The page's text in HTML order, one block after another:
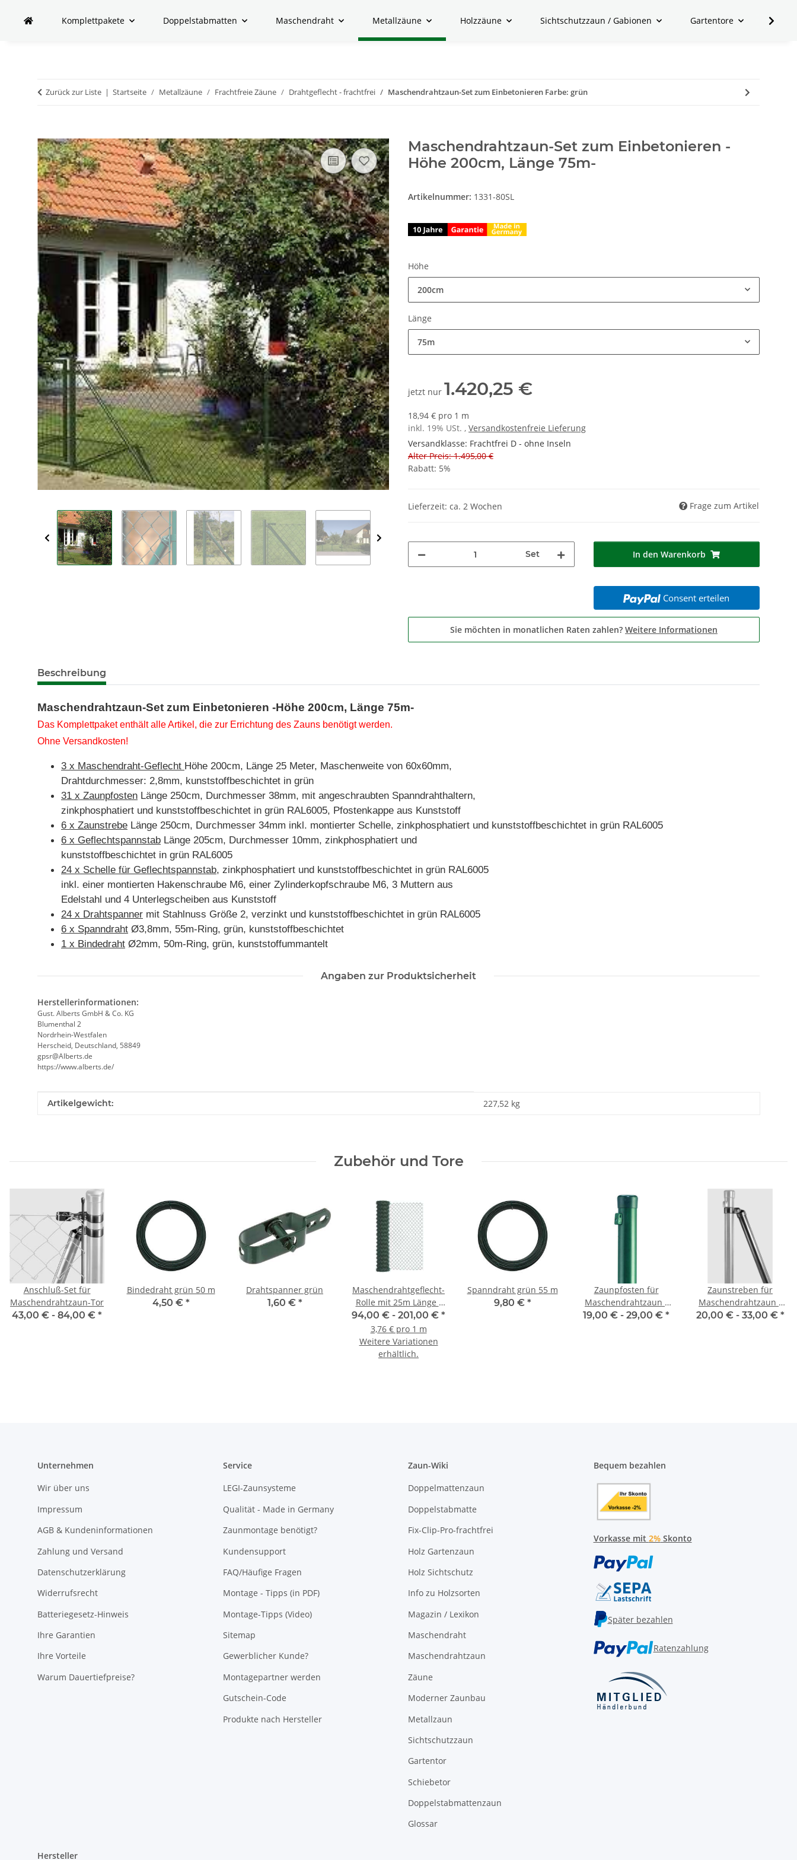
Komplettpakete Doppelstabmatten Maschendraht Metallzäune Holzzäune Sichtschutzzaun / Gabionen Gartentore
Zurück zur Liste Startseite Metallzäune Frachtfreie Zäune Drahtgeflecht - frachtfrei Maschendrahtzaun-Set zum Einbetonieren Farbe: grün
Maschendrahtzaun-Set zum Einbetonieren -
Höhe 200cm, Länge 75m-
Artikelnummer: 1331-80SL
Höhe
200cm
Länge
75m
jetzt nur 1.420,25 €
18,94 € pro 1 m
inkl. 19% USt. , Versandkostenfreie Lieferung
Versandklasse: Frachtfrei D - ohne Inseln
Alter Preis: 1.495,00 €
Rabatt: 5%
Lieferzeit: ca. 2 Wochen Frage zum Artikel
Set In den Warenkorb
Consent erteilen
Sie möchten in monatlichen Raten zahlen? Weitere Informationen
Beschreibung
Maschendrahtzaun-Set zum Einbetonieren -Höhe 200cm, Länge 75m-
Das Komplettpaket enthält alle Artikel, die zur Errichtung des Zauns benötigt werden.
Ohne Versandkosten!
3 x Maschendraht-Geflecht Höhe 200cm, Länge 25 Meter, Maschenweite von 60x60mm,
Drahtdurchmesser: 2,8mm, kunststoffbeschichtet in grün
31 x Zaunpfosten Länge 250cm, Durchmesser 38mm, mit angeschraubten Spanndrahthaltern,
zinkphosphatiert und kunststoffbeschichtet in grün RAL6005, Pfostenkappe aus Kunststoff
6 x Zaunstrebe Länge 250cm, Durchmesser 34mm inkl. montierter Schelle, zinkphosphatiert und kunststoffbeschichtet in grün RAL6005
6 x Geflechtspannstab Länge 205cm, Durchmesser 10mm, zinkphosphatiert und
kunststoffbeschichtet in grün RAL6005
24 x Schelle für Geflechtspannstab, zinkphosphatiert und kunststoffbeschichtet in grün RAL6005
inkl. einer montierten Hakenschraube M6, einer Zylinderkopfschraube M6, 3 Muttern aus
Edelstahl und 4 Unterlegscheiben aus Kunststoff
24 x Drahtspanner mit Stahlnuss Größe 2, verzinkt und kunststoffbeschichtet in grün RAL6005
6 x Spanndraht Ø3,8mm, 55m-Ring, grün, kunststoffbeschichtet
1 x Bindedraht Ø2mm, 50m-Ring, grün, kunststoffummantelt
Angaben zur Produktsicherheit
Herstellerinformationen:
Gust. Alberts GmbH & Co. KG
Blumenthal 2
Nordrhein-Westfalen
Herscheid, Deutschland, 58849
gpsr@Alberts.de
https://www.alberts.de/
Produkteigenschaft
Wert
Artikelgewicht: 227,52 kg
Zubehör und Tore
Anschluß-Set für
Maschendrahtzaun-Tor
43,00 € - 84,00 € *
Bindedraht grün 50 m
4,50 € *
Drahtspanner grün
1,60 € *
Maschendrahtgeflecht-
Rolle mit 25m Länge -
grün-
94,00 € - 201,00 € *
3,76 € pro 1 m
Weitere Variationen
erhältlich.
Spanndraht grün 55 m
9,80 € *
Zaunpfosten für
Maschendrahtzaun -
grün-
19,00 € - 29,00 € *
Zaunstreben für
Maschendrahtzaun -
grün-
20,00 € - 33,00 € *
Unternehmen
Wir über uns
Impressum
AGB & Kundeninformationen
Zahlung und Versand
Datenschutzerklärung
Widerrufsrecht
Batteriegesetz-Hinweis
Ihre Garantien
Ihre Vorteile
Warum Dauertiefpreise?
Service
LEGI-Zaunsysteme
Qualität - Made in Germany
Zaunmontage benötigt?
Kundensupport
FAQ/Häufige Fragen
Montage - Tipps (in PDF)
Montage-Tipps (Video)
Sitemap
Gewerblicher Kunde?
Montagepartner werden
Gutschein-Code
Produkte nach Hersteller
Zaun-Wiki
Doppelmattenzaun
Doppelstabmatte
Fix-Clip-Pro-frachtfrei
Holz Gartenzaun
Holz Sichtschutz
Info zu Holzsorten
Magazin / Lexikon
Maschendraht
Maschendrahtzaun
Zäune
Moderner Zaunbau
Metallzaun
Sichtschutzzaun
Gartentor
Schiebetor
Doppelstabmattenzaun
Glossar
Bequem bezahlen
Vorkasse mit 2%Skonto
Später bezahlen
Ratenzahlung
Hersteller